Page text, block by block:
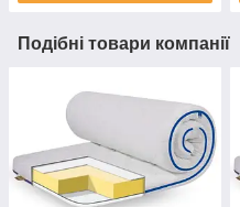
Подібні товари компанії